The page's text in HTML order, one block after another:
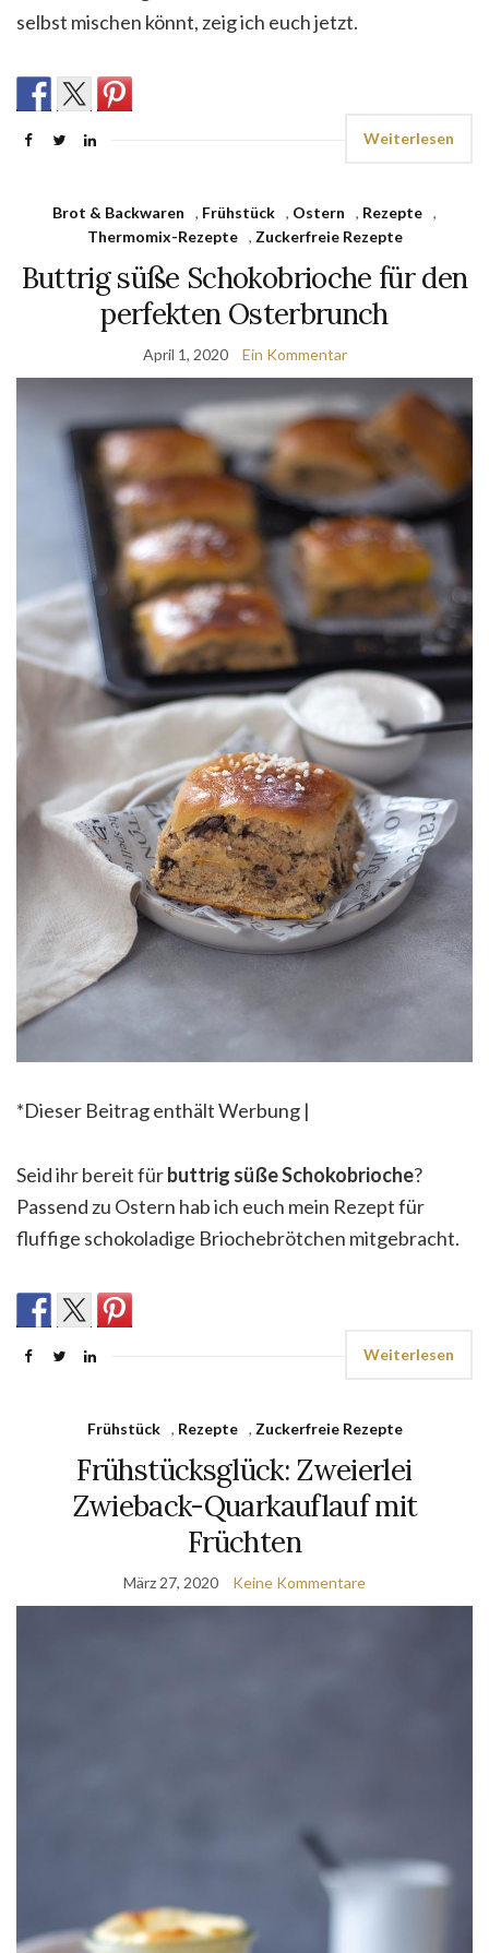
selbst mischen könnt, zeig ich euch jetzt.
Weiterlesen
Brot & Backwaren , Frühstück , Ostern , Rezepte ,
Thermomix-Rezepte
, Zuckerfreie Rezepte
Buttrig süße Schokobrioche für den
perfekten Osterbrunch
April 1, 2020 Ein Kommentar
*Dieser Beitrag enthält Werbung |
Seid ihr bereit fürbuttrig süße Schokobrioche?
Passend zu Ostern hab ich euch mein Rezept für
fluffige schokoladige Briochebrötchen mitgebracht.
Weiterlesen
Frühstück , Rezepte , Zuckerfreie Rezepte
Frühstücksglück: Zweierlei
Zwieback-Quarkauflauf mit
Früchten
März 27, 2020 Keine Kommentare